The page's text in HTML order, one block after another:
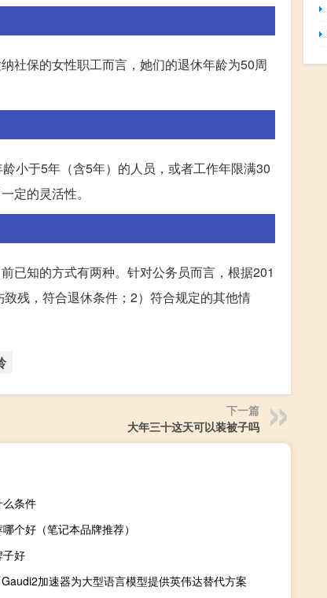
社保的女性职工而言，她们的退休年龄为50周
小于5年（含5年）的人员，或者工作年限满30
定的灵活性。
已知的方式有两种。针对公务员而言，根据201
残，符合退休条件；2）符合规定的其他情
下一篇
大年三十这天可以装被子吗
么条件
个好（笔记本品牌推荐）
子好
加速器为大型语言模型提供英伟达替代方案